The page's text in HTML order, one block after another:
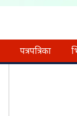
पत्रपत्रिका